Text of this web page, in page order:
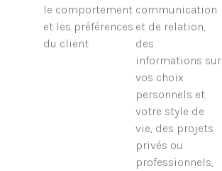
le comportement
et les préférences
du client
communication
et de relation,
des
informations sur
vos choix
personnels et
votre style de
vie, des projets
privés ou
professionnels,